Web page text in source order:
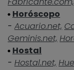
Horóscopo
- Acuario.net,
Geminis.net,
Hostal
- Hostal.net,